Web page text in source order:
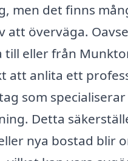
men det finns
att överväga.
till eller från
att anlita ett
som specialiserar
Detta
nya bostad blir